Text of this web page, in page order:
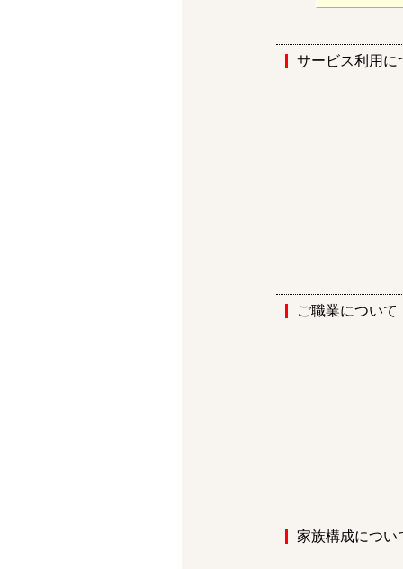
サービス利用に
ご職業について
家族構成につい